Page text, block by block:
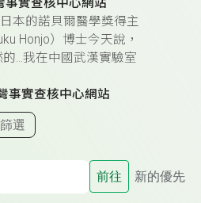
事實查核中心網站
本的諾貝爾醫學獎得主
Honjo）博士今天說，
...我在中國武漢實驗室
事實查核中心網站
選
前往 新的優先